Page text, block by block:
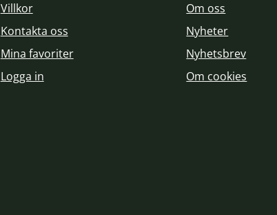
Villkor
Kontakta oss
Mina favoriter
Logga in
Om oss
Nyheter
Nyhetsbrev
Om cookies